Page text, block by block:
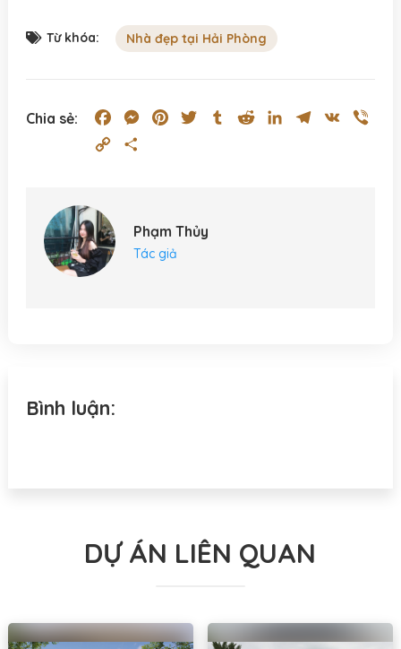
Từ khóa: Nhà đẹp tại Hải Phòng
Chia sẻ: FacebookMessenger
PinterestTwitterTumblrRedditLinkedInTelegram
VK
Copy
Phạm Thủy
Tác giả
Bình luận:
DỰ ÁN LIÊN QUAN